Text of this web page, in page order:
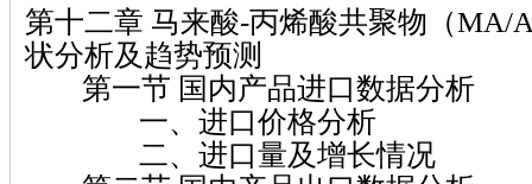
第十二章 马来酸-丙烯酸共聚物（MA/
状分析及趋势预测
第一节 国内产品进口数据分析
一、进口价格分析
二、进口量及增长情况